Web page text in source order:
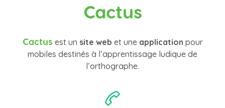
Cactus
Cactus est un site web et une application pour
mobiles destinés à l’apprentissage ludique de
l’orthographe.